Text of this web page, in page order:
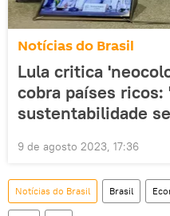
Notícias do Brasil
Lula critica
cobra países ricos:
sustentabilidade
9 de agosto 2023, 17:36
Notícias do Brasil Brasil